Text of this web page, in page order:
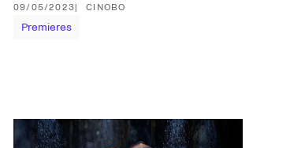
09/05/2023 CINOBO
Premieres